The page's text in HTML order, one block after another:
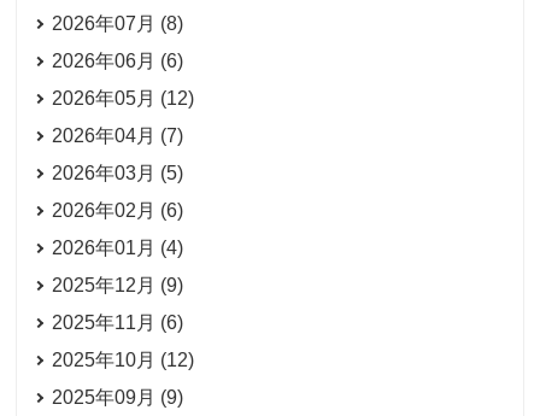
2026年07月 (8)
2026年06月 (6)
2026年05月 (12)
2026年04月 (7)
2026年03月 (5)
2026年02月 (6)
2026年01月 (4)
2025年12月 (9)
2025年11月 (6)
2025年10月 (12)
2025年09月 (9)